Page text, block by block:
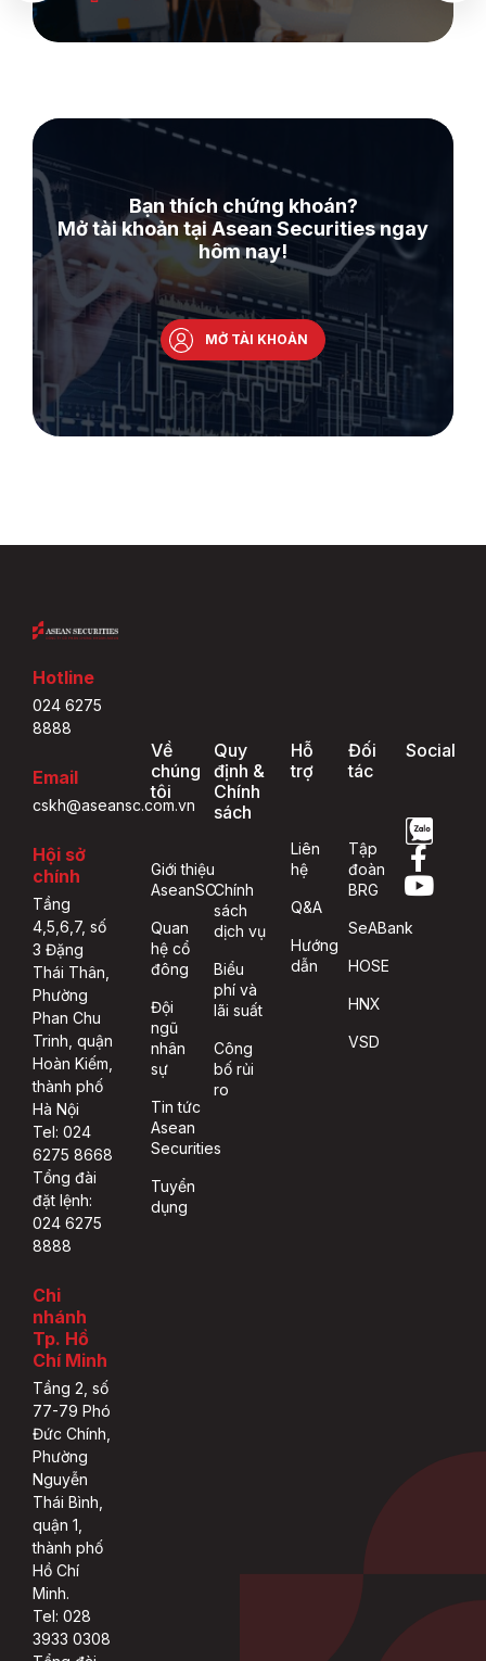
Bạn thích chứng khoán?
Mở tài khoản tại Asean Securities ngay
hôm nay!
MỞ TÀI KHOẢN
Hotline
024 6275
8888
Email
cskh@aseansc.com.vn
Hội sở
chính
Tầng
4,5,6,7, số
3 Đặng
Thái Thân,
Phường
Phan Chu
Trinh, quận
Hoàn Kiếm,
thành phố
Hà Nội
Tel: 024
6275 8668
Tổng đài
đặt lệnh:
024 6275
8888
Chi
nhánh
Tp. Hồ
Chí Minh
Tầng 2, số
77-79 Phó
Đức Chính,
Phường
Nguyễn
Thái Bình,
quận 1,
thành phố
Hồ Chí
Minh.
Tel: 028
3933 0308
Về
chúng
tôi
Giới thiệu
AseanSC
Quan
hệ cổ
đông
Đội
ngũ
nhân
sự
Tin tức
Asean
Securities
Tuyển
dụng
Quy
định &
Chính
sách
Chính
sách
dịch vụ
Biểu
phí và
lãi suất
Công
bố rủi
ro
Hỗ
trợ
Liên
hệ
Q&A
Hướng
dẫn
Đối
tác
Tập
đoàn
BRG
SeABank
HOSE
HNX
VSD
Social